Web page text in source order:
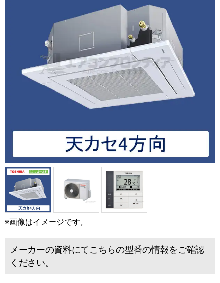
※画像はイメージです。
メーカーの資料にてこちらの型番の情報をご確認
ください。